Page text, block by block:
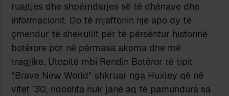
ruajtjes dhe shpërndarjes së të dhënave dhe
informacionit. Do të mjaftonin një apo dy të
çmendur të shekullit për të përsëritur historinë
botërore por në përmasa akoma dhe më
tragjike. Utopitë mbi Rendin Botëror të tipit
“Brave New World” shkruar nga Huxley që në
vitet ’30, ndoshta nuk janë aq të pamundura sa